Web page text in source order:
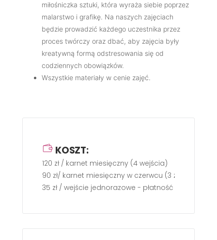
miłośniczka sztuki, która wyraża siebie poprzez
malarstwo i grafikę. Na naszych zajęciach
będzie prowadzić każdego uczestnika przez
proces twórczy oraz dbać, aby zajęcia były
kreatywną formą odstresowania się od
codziennych obowiązków.
Wszystkie materiały w cenie zajęć.
KOSZT:
120 zł / karnet miesięczny (4 wejścia)
90 zł/ karnet miesięczny w czerwcu (3 zajęcia)
35 zł / wejście jednorazowe - płatność gotówką